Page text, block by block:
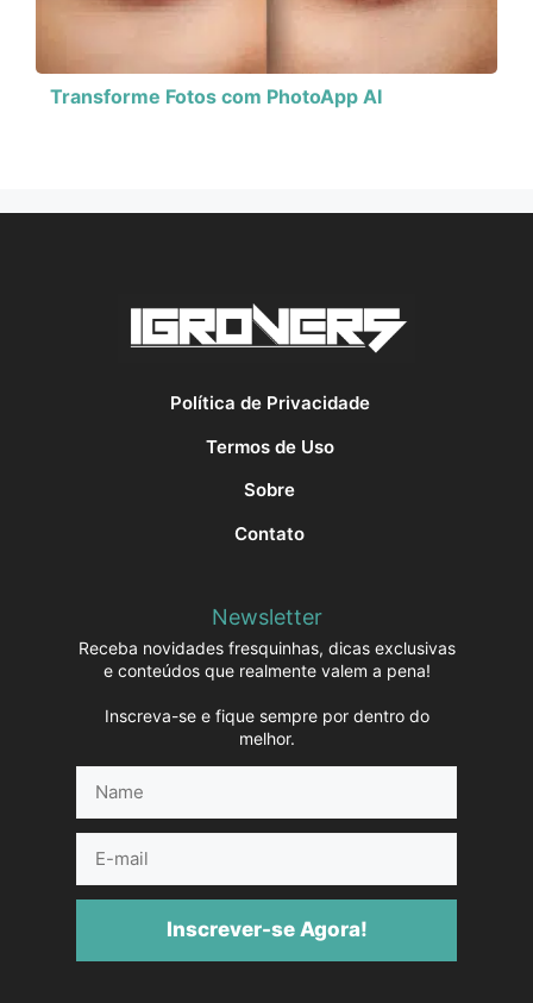
Transforme Fotos com PhotoApp AI
Política de Privacidade
Termos de Uso
Sobre
Contato
Newsletter
Receba novidades fresquinhas, dicas exclusivas
e conteúdos que realmente valem a pena!
Inscreva-se e fique sempre por dentro do
melhor.
mail
Inscrever-se Agora!